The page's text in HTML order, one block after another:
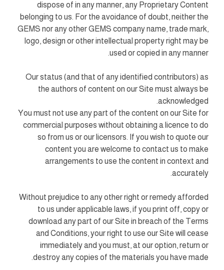
dispose of in any manner, any Proprietary Content
belonging to us. For the avoidance of doubt, neither the
GEMS nor any other GEMS company name, trade mark,
logo, design or other intellectual property right may be
used or copied in any manner.
Our status (and that of any identified contributors) as
the authors of content on our Site must always be
acknowledged.
You must not use any part of the content on our Site for
commercial purposes without obtaining a licence to do
so from us or our licensors. If you wish to quote our
content you are welcome to contact us to make
arrangements to use the content in context and
accurately.
Without prejudice to any other right or remedy afforded
to us under applicable laws, if you print off, copy or
download any part of our Site in breach of the Terms
and Conditions, your right to use our Site will cease
immediately and you must, at our option, return or
destroy any copies of the materials you have made.